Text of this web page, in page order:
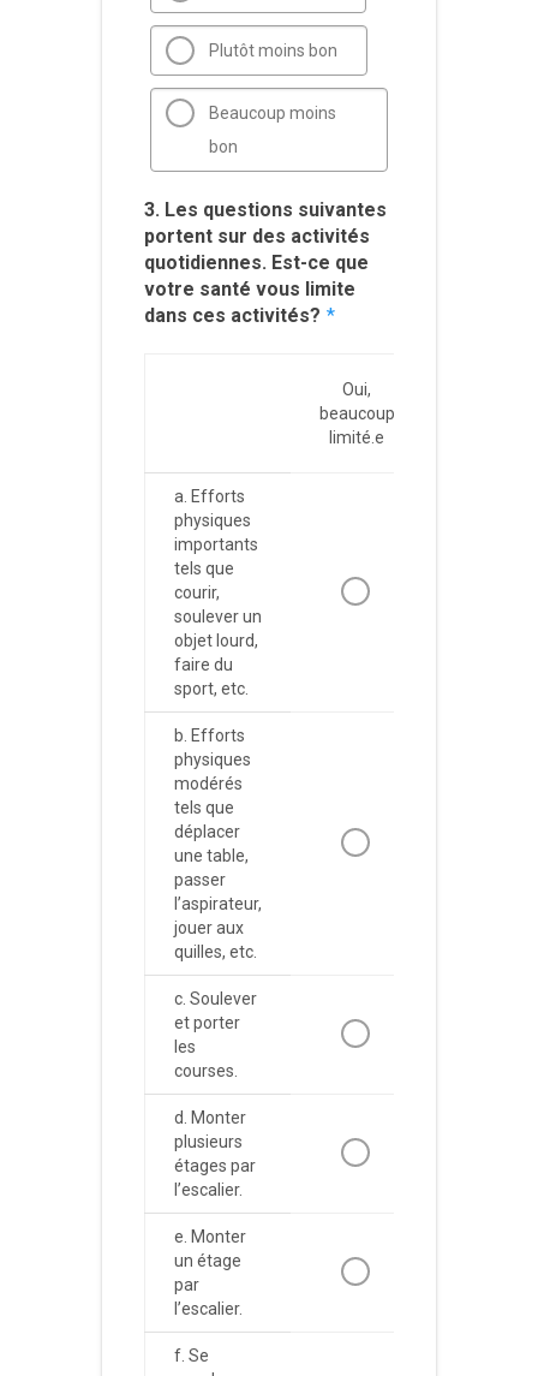
Plutôt moins bon
Beaucoup moins
bon
3. Les questions suivantes
portent sur des activités
quotidiennes. Est-ce que
votre santé vous limite
dans ces activités? *
Oui,
beaucoup
limité.e
a. Efforts
physiques
importants
tels que
courir,
soulever un
objet lourd,
faire du
sport, etc.
b. Efforts
physiques
modérés
tels que
déplacer
une table,
passer
l’aspirateur,
jouer aux
quilles, etc.
c. Soulever
et porter
les
courses.
d. Monter
plusieurs
étages par
l’escalier.
e. Monter
un étage
par
l’escalier.
f. Se